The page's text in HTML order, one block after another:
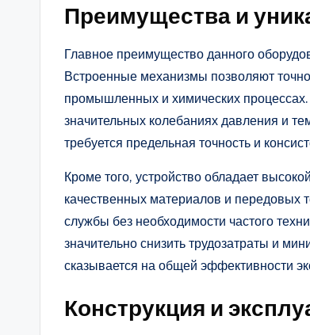
Преимущества и
Главное преимущество данного
Встроенные механизмы позволяют
промышленных и химических
значительных колебаниях давления и
требуется предельная точность и
Кроме того, устройство обладает
качественных материалов и передовых
службы без необходимости частого
значительно снизить трудозатраты и
сказывается на общей эффективности
Конструкция и